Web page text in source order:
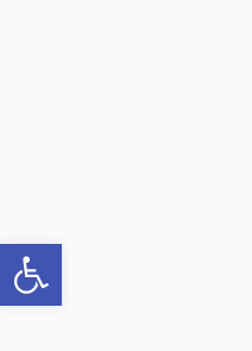
Abrir barra de herramientas